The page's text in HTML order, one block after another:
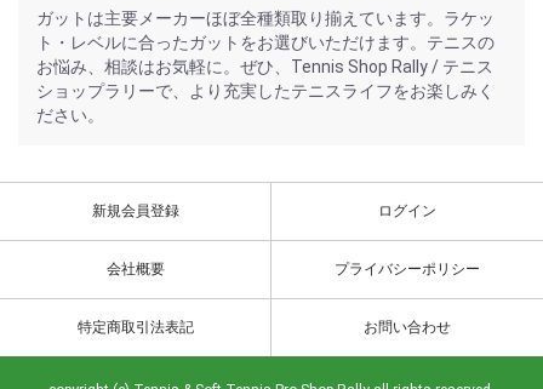
ガットは主要メーカーほぼ全種類取り揃えています。ラケッ
ト・レベルに合ったガットをお選びいただけます。テニスの
お悩み、相談はお気軽に。ぜひ、Tennis Shop Rally / テニス
ショップラリーで、より充実したテニスライフをお楽しみく
ださい。
新規会員登録 ログイン
会社概要 プライバシーポリシー
特定商取引法表記 お問い合わせ